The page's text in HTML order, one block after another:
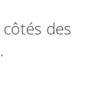
des